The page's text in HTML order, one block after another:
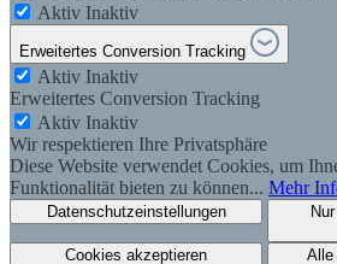
Aktiv Inaktiv
Erweitertes Conversion Tracking
Aktiv Inaktiv
Erweitertes Conversion Tracking
Aktiv Inaktiv
Wir respektieren Ihre Privatsphäre
Diese Website verwendet Cookies, um
Funktionalität bieten zu können... Mehr
Datenschutzeinstellungen
Cookies akzeptieren
Alle